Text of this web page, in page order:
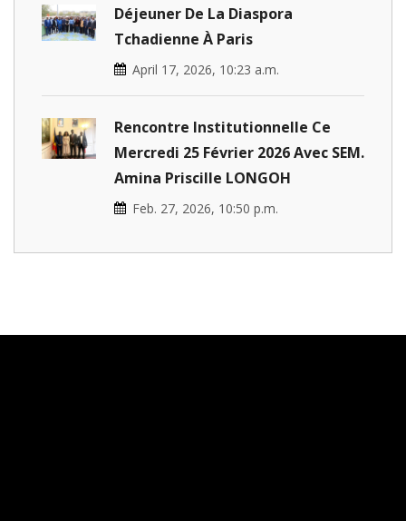
Déjeuner De La Diaspora
Tchadienne À Paris
April 17, 2026, 10:23 a.m.
Rencontre Institutionnelle Ce
Mercredi 25 Février 2026 Avec SEM.
Amina Priscille LONGOH
Feb. 27, 2026, 10:50 p.m.